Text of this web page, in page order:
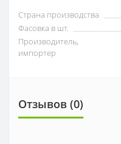
Страна производства
Фасовка в шт.
Производитель,
импортер
Отзывов (0)